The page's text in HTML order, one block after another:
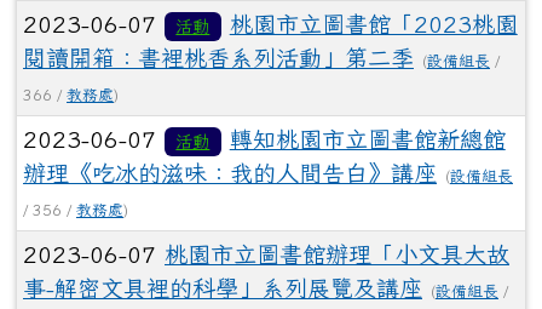
2023-06-07 活動
桃園市立圖書館「2023桃園
閱讀開箱：書裡桃香系列活動」第二季
(設備組長 /
366 / 教務處)
2023-06-07 活動
轉知桃園市立圖書館新總館
辦理《吃冰的滋味：我的人間告白》講座
(設備組長
/ 356 / 教務處)
2023-06-07 桃園市立圖書館辦理「小文具大故
事-解密文具裡的科學」系列展覽及講座
(設備組長 /